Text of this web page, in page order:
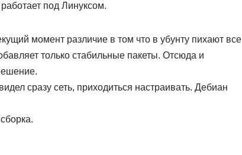
под Линуксом.
момент различие в том что в убунту пихают все
только стабильные пакеты. Отсюда и
сразу сеть, приходиться настраивать. Дебиан